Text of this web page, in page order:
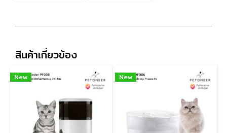
สินค้าเกี่ยวข้อง
New New